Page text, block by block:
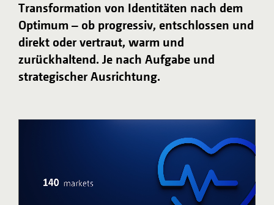
Transformation von Identitäten nach dem
Optimum – ob progressiv, entschlossen und
direkt oder vertraut, warm und
zurückhaltend. Je nach Aufgabe und
strategischer Ausrichtung.